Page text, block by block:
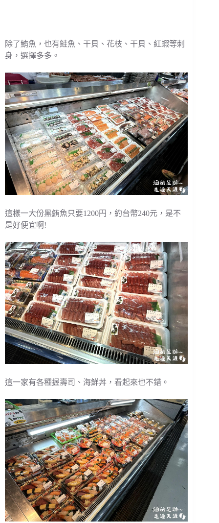
除了鮪魚，也有鮭魚、干貝、花枝、干貝、紅蝦等刺
身，選擇多多。
這樣一大份黑鮪魚只要1200円，約台幣240元，是不
是好便宜啊!
這一家有各種握壽司、海鮮丼，看起來也不錯。